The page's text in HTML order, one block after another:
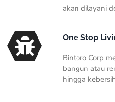
akan dilayani
One Stop
Bintoro Corp
bangun atau
hingga